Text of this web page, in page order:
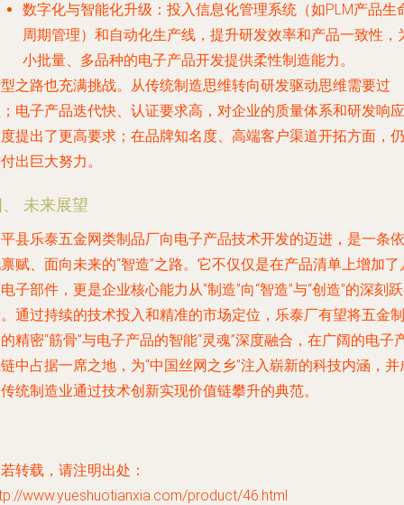
数字化与智能化升级 ：投入信息化管理系统（如PLM产品生
周期管理）和自动化生产线，提升研发效率和产品一致性，
小批量、多品种的电子产品开发提供柔性制造能力。
之路也充满挑战。从传统制造思维转向研发驱动思维需要过
电子产品迭代快、认证要求高，对企业的质量体系和研发响应
提出了更高要求；在品牌知名度、高端客户渠道开拓方面，仍
出巨大努力。
未来展望
县乐泰五金网类制品厂向电子产品技术开发的迈进，是一条依
赋、面向未来的“智造”之路。它不仅仅是在产品清单上增加了
子部件，更是企业核心能力从“制造”向“智造”与“创造”的深刻跃
通过持续的技术投入和精准的市场定位，乐泰厂有望将五金制
精密“筋骨”与电子产品的智能“灵魂”深度融合，在广阔的电子
中占据一席之地，为“中国丝网之乡”注入崭新的科技内涵，并
统制造业通过技术创新实现价值链攀升的典范。
转载，请注明出处：
www.yueshuotianxia.com/product/46.html